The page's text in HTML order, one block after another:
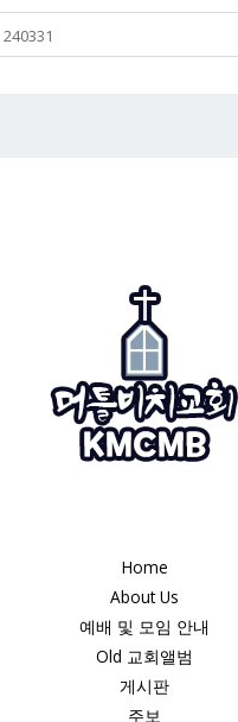
240331
Home
About Us
예배 및 모임 안내
Old 교회앨범
게시판
주보